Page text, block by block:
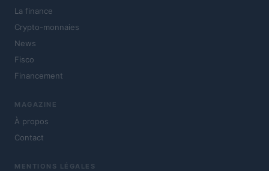
La finance
Crypto-monnaies
News
Fisco
Financement
MAGAZINE
À propos
Contact
MENTIONS LÉGALES